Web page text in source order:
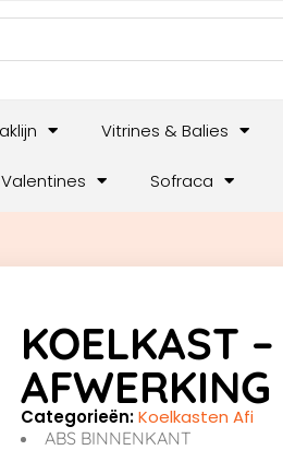
Vitrines & Balies
Valentines Sofraca
KOELKAST
Categorieën:Koelkasten Afi
ABS BINNENKANT